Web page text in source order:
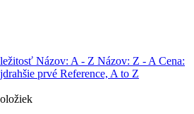
Názov: A - Z Názov: Z - A Cena:
prvé Reference, A to Z